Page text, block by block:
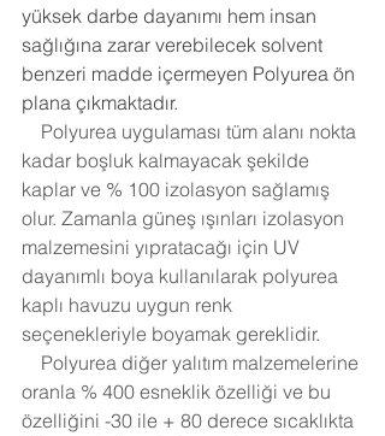
yüksek darbe dayanımı hem insan
sağlığına zarar verebilecek solvent
benzeri madde içermeyen Polyurea ön
plana çıkmaktadır.
kadar boşluk kalmayacak şekilde
kaplar ve % 100 izolasyon sağlamış
olur. Zamanla güneş ışınları izolasyon
malzemesini yıpratacağı için UV
dayanımlı boya kullanılarak polyurea
kaplı havuzu uygun renk
seçenekleriyle boyamak gereklidir.
oranla % 400 esneklik özelliği ve bu
özelliğini -30 ile + 80 derece sıcaklıkta